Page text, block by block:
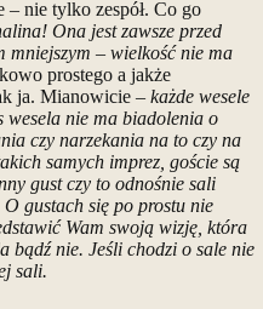
– nie tylko zespół. Co go
Ona jest zawsze przed
mniejszym – wielkość nie ma
prostego a jakże
ja. Mianowicie – każde wesele
wesela nie ma biadolenia o
czy narzekania na to czy na
samych imprez, goście są
gust czy to odnośnie sali
gustach się po prostu nie
Wam swoją wizję, która
bądź nie. Jeśli chodzi o sale nie
sali.